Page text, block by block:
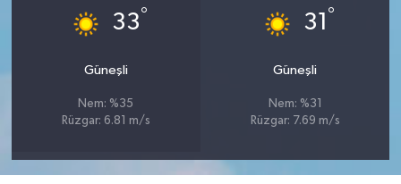
33°
Güneşli
Nem: %35
Rüzgar: 6.81 m/s
31 °
Güneşli
Nem: %31
Rüzgar: 7.69 m/s